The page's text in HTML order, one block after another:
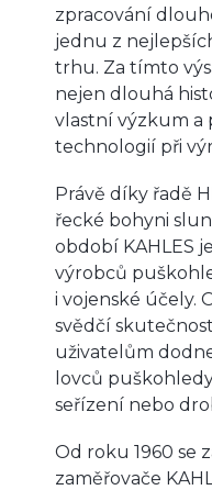
zpracování
jednu z
trhu. Za tímto
nejen dlouhá
vlastní výzkum a
technologií při
Právě díky řadě
řecké bohyni
období KAHLES
výrobců
i vojenské účely.
svědčí
uživatelům
lovců
seřízení nebo
Od roku 1960 se
zaměřovače